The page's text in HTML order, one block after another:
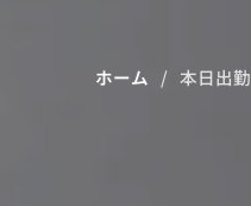
ホーム 本日出勤